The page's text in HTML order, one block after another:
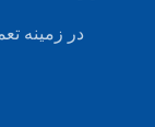
در زمینه